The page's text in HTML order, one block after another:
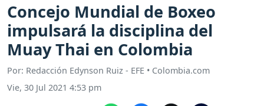
Concejo Mundial de Boxeo
impulsará la disciplina del
Muay Thai en Colombia
Por: Redacción Edynson Ruiz - EFE • Colombia.com
Vie, 30 Jul 2021 4:53 pm